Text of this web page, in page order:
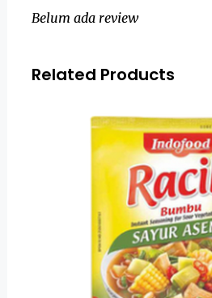
Belum ada review
Related Products